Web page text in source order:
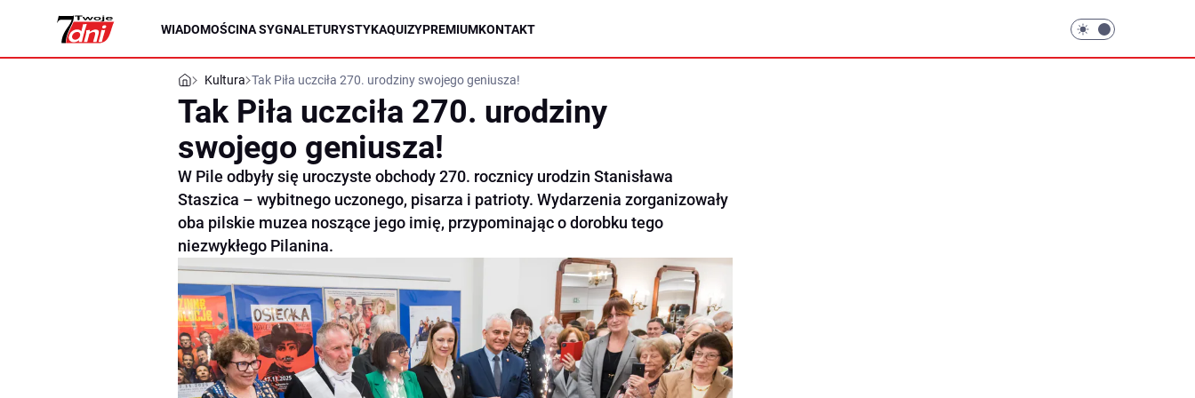
WIADOMOŚCINA SYGNALETURYSTYKAQUIZYPREMIUMKONTAKT
Kultura Tak Piła uczciła 270. urodziny swojego geniusza!
Tak Piła uczciła 270. urodziny
swojego geniusza!
W Pile odbyły się uroczyste obchody 270. rocznicy urodzin Stanisława
Staszica – wybitnego uczonego, pisarza i patrioty. Wydarzenia zorganizowały
oba pilskie muzea noszące jego imię, przypominając o dorobku tego
niezwykłego Pilanina.